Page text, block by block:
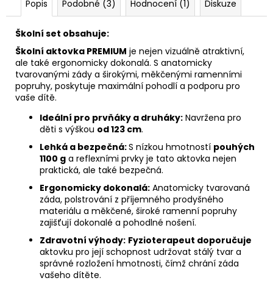
Popis Podobné (3) Hodnocení (1) Diskuze
Školní set obsahuje:
Školní aktovka PREMIUM je nejen vizuálně atraktivní,
ale také ergonomicky dokonalá. S anatomicky
tvarovanými zády a širokými, měkčenými ramenními
popruhy, poskytuje maximální pohodlí a podporu pro
vaše dítě.
Ideální pro prvňáky a druháky: Navržena pro
děti s výškou od 123 cm.
Lehká a bezpečná:S nízkou hmotností pouhých
1100 g a reflexními prvky je tato aktovka nejen
praktická, ale také bezpečná.
Ergonomicky dokonalá: Anatomicky tvarovaná
záda, polstrování z příjemného prodyšného
materiálu a měkčené, široké ramenní popruhy
zajišťují dokonalé a pohodlné nošení.
Zdravotní výhody: Fyzioterapeut doporučuje
aktovku pro její schopnost udržovat stálý tvar a
správné rozložení hmotnosti, čímž chrání záda
vašeho dítěte.